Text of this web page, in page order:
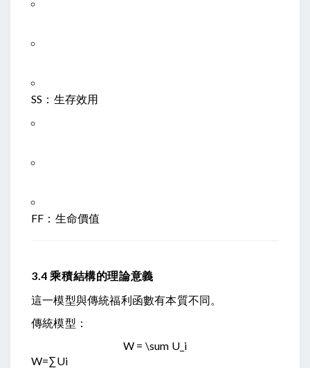
SS ：生存效用
FF ：生命價值
3.4 乘積結構的理論意義
這一模型與傳統福利函數有本質不同。
傳統模型：
W = \sum U_i
W=∑Ui